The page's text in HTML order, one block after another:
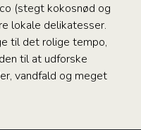
(stegt kokosnød og
lokale delikatesser.
til det rolige tempo,
til at udforske
vandfald og meget